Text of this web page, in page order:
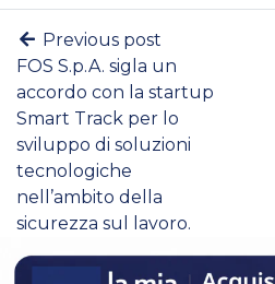
Previous post
FOS S.p.A. sigla un
accordo con la startup
Smart Track per lo
sviluppo di soluzioni
tecnologiche
nell’ambito della
sicurezza sul lavoro.